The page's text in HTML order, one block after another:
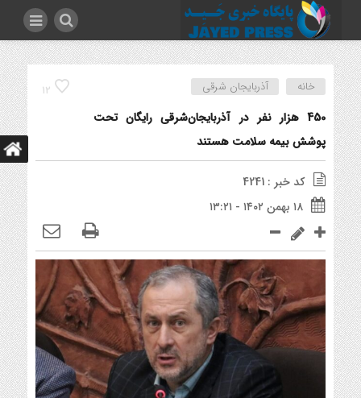
12 خانه آذربایجان شرقی
450 هزار نفر در آذربایجان‌شرقی رایگان تحت
پوشش بیمه سلامت هستند
کد خبر : 4241
۱۸ بهمن ۱۴۰۲ - ۱۳:۲۱